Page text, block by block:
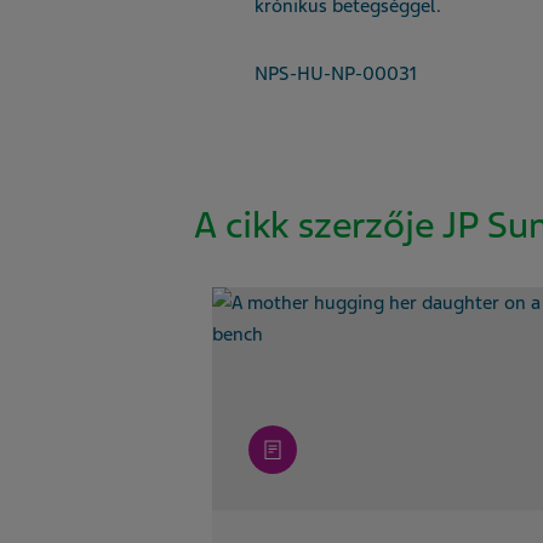
krónikus betegséggel.
NPS-HU-NP-00031
A cikk szerzője JP
article